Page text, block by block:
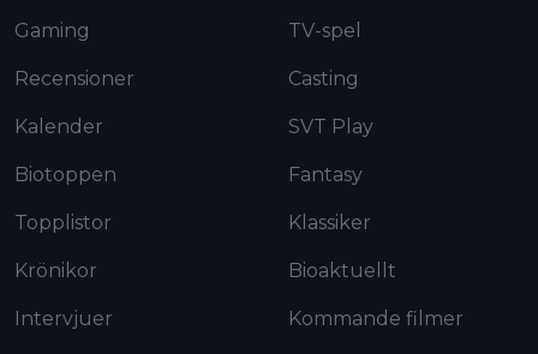
Gaming
Recensioner
Kalender
Biotoppen
Topplistor
Krönikor
Intervjuer
TV-spel
Casting
SVT Play
Fantasy
Klassiker
Bioaktuellt
Kommande filmer